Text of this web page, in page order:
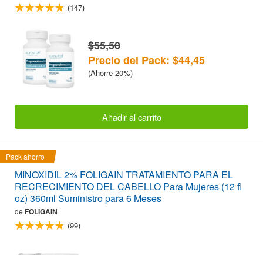
(147)
$55,50
Precio del Pack: $44,45
(Ahorre 20%)
Añadir al carrito
Pack ahorro
MINOXIDIL 2% FOLIGAIN TRATAMIENTO PARA EL
RECRECIMIENTO DEL CABELLO Para Mujeres (12 fl
oz) 360ml Suministro para 6 Meses
de FOLIGAIN
(99)